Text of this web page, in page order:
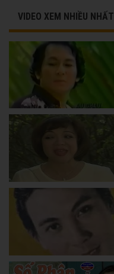
VIDEO XEM NHIỀU NHẤT